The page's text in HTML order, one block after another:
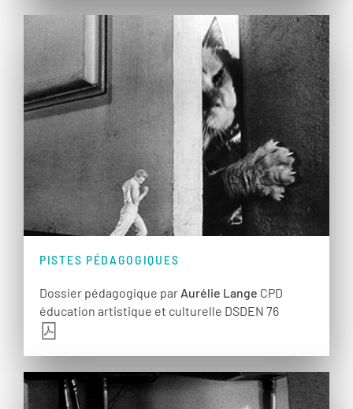
PISTES PÉDAGOGIQUES
Dossier pédagogique par Aurélie Lange CPD
éducation artistique et culturelle DSDEN 76